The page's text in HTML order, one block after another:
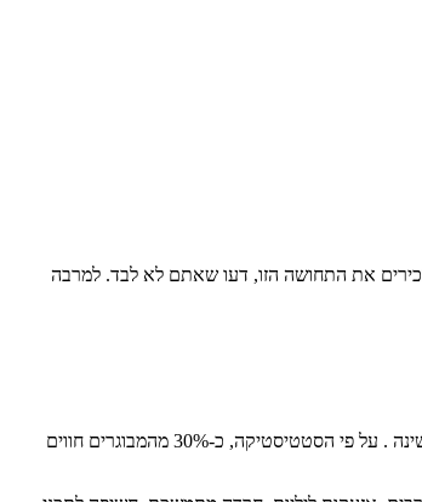
את התחושה הזו, דעו שאתם לא לבד. למרבה
נדודי שינה הם אחד מההפרעות הבריאותיות הנפוצות ביותר בעולם המערבי. על פי ארגון הבריאות העולמי (WHO), כשליש מהאוכלוסייה הבוגרת בעולם סובלת מנדודי שינה . על פי הסטטיסטיקה, כ-30% מהמבוגרים חווים